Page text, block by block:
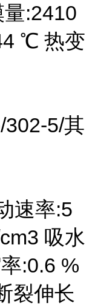
:2410
℃ 热变
5/其
速率:5
吸水
:0.6 %
裂伸长